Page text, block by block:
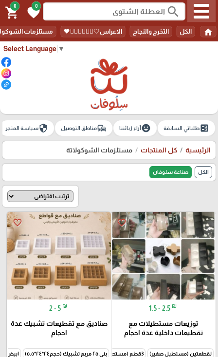
Select Language ▼
search
0
favorite
0
shopping_cart
home الكل التخرج والنجاح الاعراس🤍🤵🏻‍♀️👰🏻‍♀️🖤 مستلزمات
ballotطلباتي السابقة emoji_emotionsآراء زبائننا commuteمناطق التوصيل securityسياسة المتجر
الرئيسية كل المنتجات مستلزمات الشوكولاتة
الكل صناعة سلوفان
favorite_border
1.5 - 2.5 ₪
توزيعات مستطيلات مع
تقطيعات داخلية عدة احجام
لقطعتين (مستطيل صغير) 3قطع (مستطيل وسط) 4قطع (مستطيل كبير)
favorite_border
2 - 5 ₪
صناديق مع تقطيعات تشبيك عدة
احجام
بني ٢٥ مربع تشبيك (حجم٢٤*٢٤*٥.٥) ابيض٢٥مربع تشبيك (حجم٢٤*٢٤*٥.٥)